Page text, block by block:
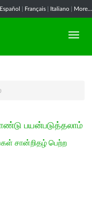
Español Français Italiano More...
பயன்படுத்தலாம்
சான்றிதழ் பெற்ற